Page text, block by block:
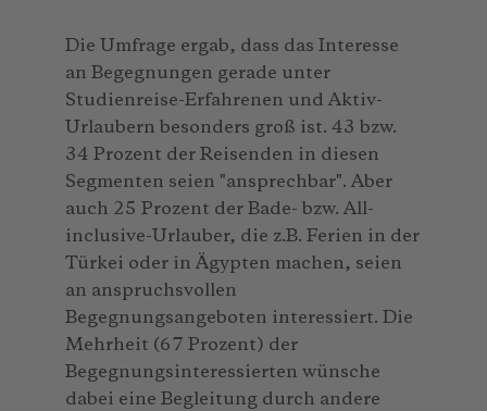
Die Umfrage ergab, dass das Interesse
an Begegnungen gerade unter
Studienreise-Erfahrenen und Aktiv-
Urlaubern besonders groß ist. 43 bzw.
34 Prozent der Reisenden in diesen
Segmenten seien "ansprechbar". Aber
auch 25 Prozent der Bade- bzw. All-
inclusive-Urlauber, die z.B. Ferien in der
Türkei oder in Ägypten machen, seien
an anspruchsvollen
Begegnungsangeboten interessiert. Die
Mehrheit (67 Prozent) der
Begegnungsinteressierten wünsche
dabei eine Begleitung durch andere